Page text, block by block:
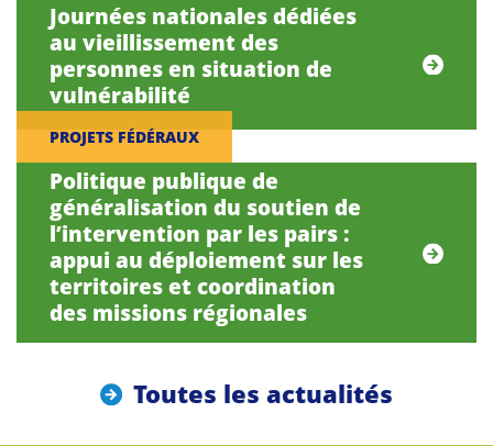
Journées nationales dédiées
au vieillissement des
personnes en situation de
vulnérabilité
PROJETS FÉDÉRAUX
Politique publique de
généralisation du soutien de
l’intervention par les pairs :
appui au déploiement sur les
territoires et coordination
des missions régionales
Toutes les actualités